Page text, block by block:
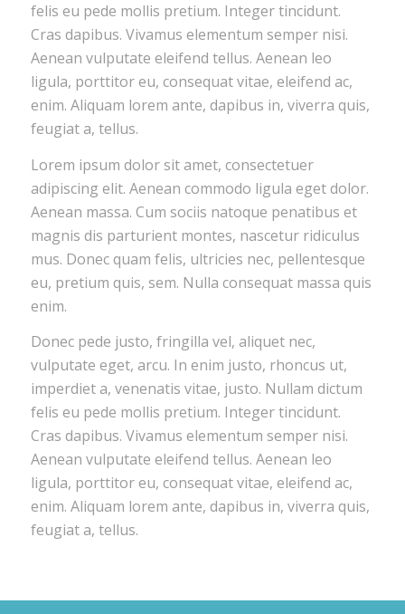
felis eu pede mollis pretium. Integer tincidunt.
Cras dapibus. Vivamus elementum semper nisi.
Aenean vulputate eleifend tellus. Aenean leo
ligula, porttitor eu, consequat vitae, eleifend ac,
enim. Aliquam lorem ante, dapibus in, viverra quis,
feugiat a, tellus.
Lorem ipsum dolor sit amet, consectetuer
adipiscing elit. Aenean commodo ligula eget dolor.
Aenean massa. Cum sociis natoque penatibus et
magnis dis parturient montes, nascetur ridiculus
mus. Donec quam felis, ultricies nec, pellentesque
eu, pretium quis, sem. Nulla consequat massa quis
enim.
Donec pede justo, fringilla vel, aliquet nec,
vulputate eget, arcu. In enim justo, rhoncus ut,
imperdiet a, venenatis vitae, justo. Nullam dictum
felis eu pede mollis pretium. Integer tincidunt.
Cras dapibus. Vivamus elementum semper nisi.
Aenean vulputate eleifend tellus. Aenean leo
ligula, porttitor eu, consequat vitae, eleifend ac,
enim. Aliquam lorem ante, dapibus in, viverra quis,
feugiat a, tellus.